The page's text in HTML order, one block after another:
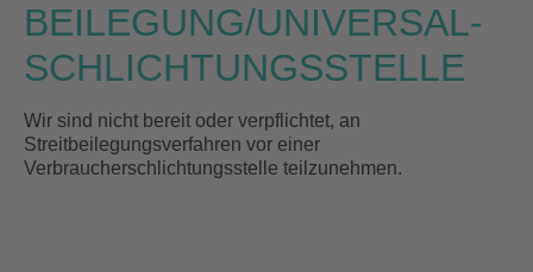
BEILEGUNG/UNIVERSAL­
SCHLICHTUNGS­STELLE
Wir sind nicht bereit oder verpflichtet, an
Streitbeilegungsverfahren vor einer
Verbraucherschlichtungsstelle teilzunehmen.